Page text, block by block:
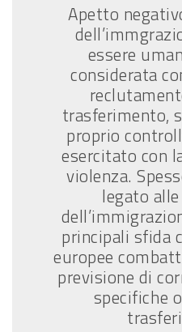
Apetto
essere
considerata
trasferimento,
proprio
esercitato con
violenza.
legato
principali sfida
europee
previsione di
specifiche